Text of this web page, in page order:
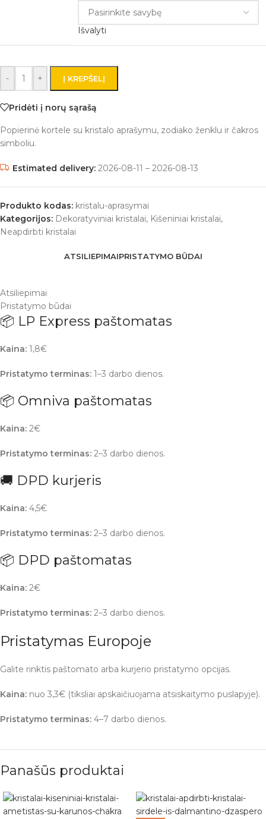
Išvalyti
- + Į KREPŠELĮ
Pridėti į norų sąrašą
Popierinė kortele su kristalo aprašymu, zodiako ženklu ir čakros
simboliu.
Estimated delivery: 2026-08-11 – 2026-08-13
Produkto kodas: kristalu-aprasymai
Kategorijos: Dekoratyviniai kristalai, Kišeniniai kristalai,
Neapdirbti kristalai
ATSILIEPIMAIPRISTATYMO BŪDAI
Atsiliepimai
Pristatymo būdai
📦 LP Express paštomatas
Kaina: 1,8€
Pristatymo terminas: 1–3 darbo dienos.
📦 Omniva paštomatas
Kaina: 2€
Pristatymo terminas: 2–3 darbo dienos.
🚚 DPD kurjeris
Kaina: 4,5€
Pristatymo terminas: 2–3 darbo dienos.
📦 DPD paštomatas
Kaina: 2€
Pristatymo terminas: 2–3 darbo dienos.
Pristatymas Europoje
Galite rinktis paštomato arba kurjerio pristatymo opcijas.
Kaina: nuo 3,3€ (tiksliai apskaičiuojama atsiskaitymo puslapyje).
Pristatymo terminas: 4–7 darbo dienos.
Panašūs produktai